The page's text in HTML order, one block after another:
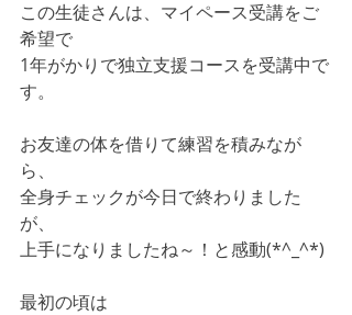
この生徒さんは、マイペース受講をご
希望で
1年がかりで独立支援コースを受講中で
す。
お友達の体を借りて練習を積みなが
ら、
全身チェックが今日で終わりました
が、
上手になりましたね～！と感動(*^_^*)
最初の頃は